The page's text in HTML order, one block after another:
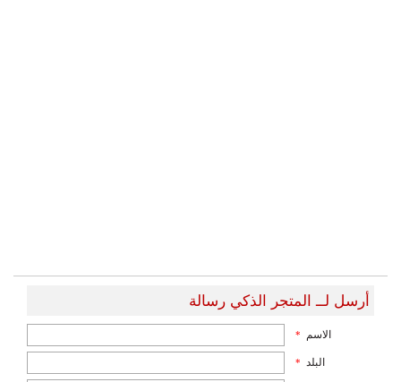
أرسل لــ المتجر الذكي رسالة
الاسم *
البلد *